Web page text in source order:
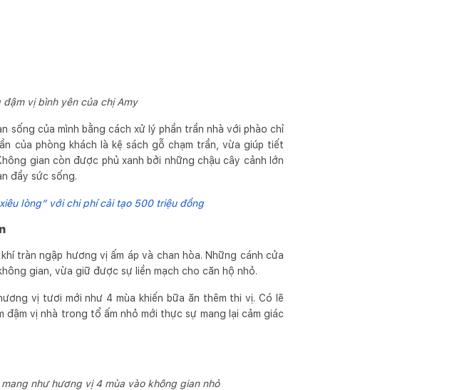
vị bình yên của chị Amy
sống của mình bằng cách xử lý phần trần nhà với phào chỉ
của phòng khách là kệ sách gỗ chạm trần, vừa giúp tiết
gian còn được phủ xanh bởi những chậu cây cảnh lớn
đầy sức sống.
lòng” với chi phí cải tạo 500 triệu đồng
tràn ngập hương vị ấm áp và chan hòa. Những cánh cửa
gian, vừa giữ được sự liền mạch cho căn hộ nhỏ.
vị tươi mới như 4 mùa khiến bữa ăn thêm thi vị. Có lẽ
vị nhà trong tổ ấm nhỏ mới thực sự mang lại cảm giác
như hương vị 4 mùa vào không gian nhỏ